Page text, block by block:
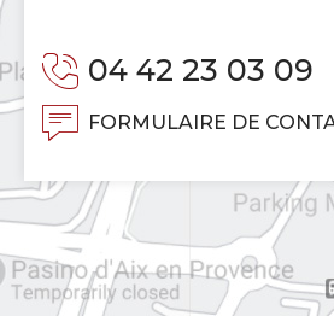
04 42 23 03 09
FORMULAIRE DE